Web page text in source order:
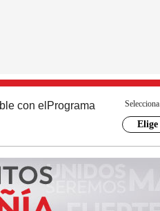
con el Programa
Elige